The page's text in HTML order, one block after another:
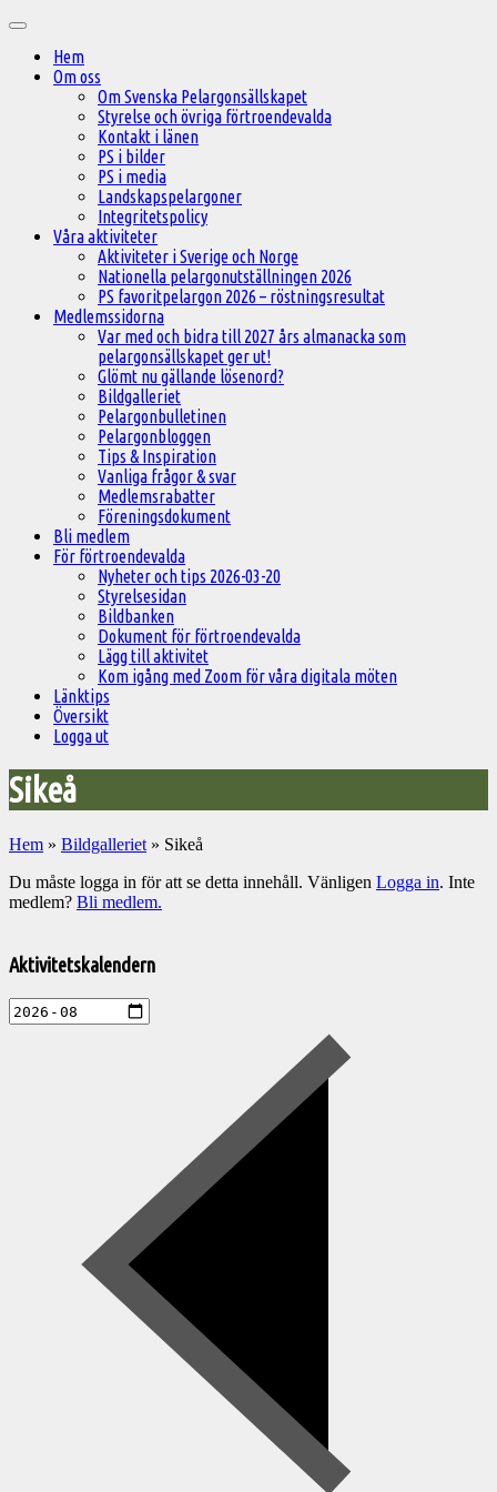
innehåll
Huvudmeny
Hem
Om oss
Om Svenska Pelargonsällskapet
Styrelse och övriga förtroendevalda
Kontakt i länen
PS i bilder
PS i media
Landskapspelargoner
Integritetspolicy
Våra aktiviteter
Aktiviteter i Sverige och Norge
Nationella pelargonutställningen 2026
PS favoritpelargon 2026 – röstningsresultat
Medlemssidorna
Var med och bidra till 2027 års almanacka som
pelargonsällskapet ger ut!
Glömt nu gällande lösenord?
Bildgalleriet
Pelargonbulletinen
Pelargonbloggen
Tips & Inspiration
Vanliga frågor & svar
Medlemsrabatter
Föreningsdokument
Bli medlem
För förtroendevalda
Nyheter och tips 2026-03-20
Styrelsesidan
Bildbanken
Dokument för förtroendevalda
Lägg till aktivitet
Kom igång med Zoom för våra digitala möten
Länktips
Översikt
Logga ut
Sikeå
Hem » Bildgalleriet » Sikeå
Du måste logga in för att se detta innehåll. Vänligen Logga in. Inte
medlem? Bli medlem.
till
aktiviteter
Aktivitetskalendern